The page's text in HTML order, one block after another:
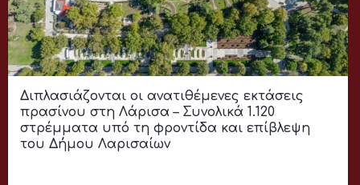
Διπλασιάζονται οι ανατιθέμενες εκτάσεις
πρασίνου στη Λάρισα – Συνολικά 1.120
στρέμματα υπό τη φροντίδα και επίβλεψη
του Δήμου Λαρισαίων